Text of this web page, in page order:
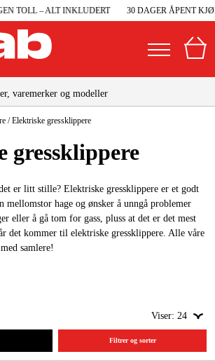
TOLL – ALT INKLUDERT 30 DAGER ÅPENT KJØP
forbruksvarer
/Elektriske gressklippere
gressklippere
er litt stille? Elektriske gressklippere er et godt
mellomstor hage og ønsker å unngå problemer
eller å gå tom for gass, pluss at det er det mest
det kommer til elektriske gressklippere. Alle våre
samlere!
Viser: 24
Filtrer og sorter